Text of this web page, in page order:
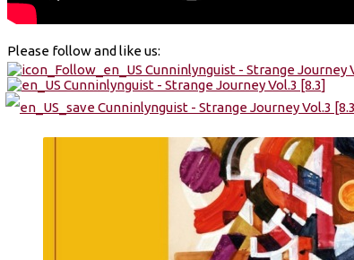
Please follow and like us: